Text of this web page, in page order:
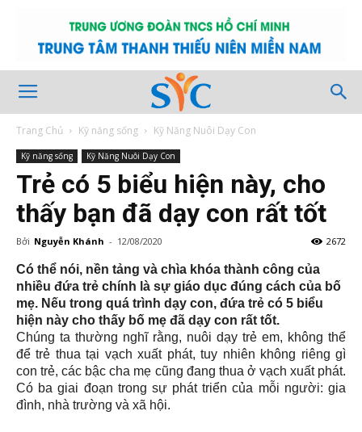
Trang Chủ Kỹ năng sống Kỹ Năng Nuôi Dạy Con
Kỹ năng sống Kỹ Năng Nuôi Dạy Con
Trẻ có 5 biểu hiện này, cho
thấy bạn đã dạy con rất tốt
Bởi Nguyễn Khánh - 12/08/2020 2672
Có thể nói, nền tảng và chìa khóa thành công của
nhiều đứa trẻ chính là sự giáo dục đúng cách của bố
mẹ. Nếu trong quá trình dạy con, đứa trẻ có 5 biểu
hiện này cho thấy bố mẹ đã dạy con rất tốt.
Chúng ta thường nghĩ rằng, nuôi dạy trẻ em, không thể
để trẻ thua tại vạch xuất phát, tuy nhiên không riêng gì
con trẻ, các bậc cha mẹ cũng đang thua ở vạch xuất phát.
Có ba giai đoạn trong sự phát triển của mỗi người: gia
đình, nhà trường và xã hội.